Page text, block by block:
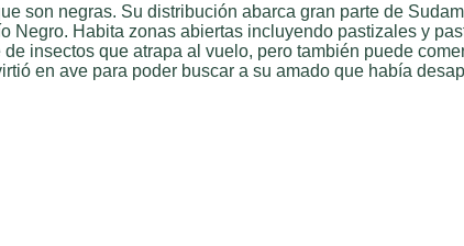
son negras. Su distribución abarca gran parte de
Negro. Habita zonas abiertas incluyendo pastizales y
insectos que atrapa al vuelo, pero también puede
en ave para poder buscar a su amado que había